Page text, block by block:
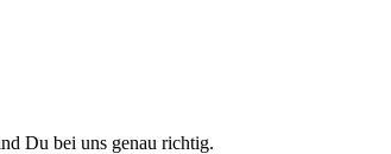
Du bei uns genau richtig.